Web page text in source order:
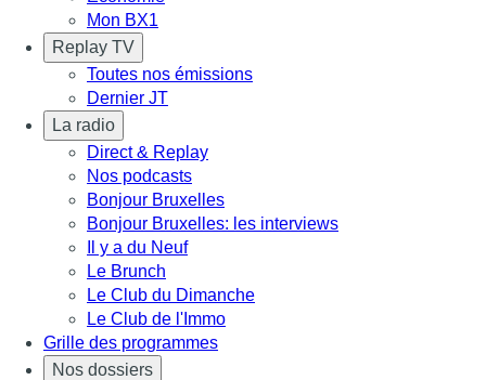
Mon BX1
Replay TV
Toutes nos émissions
Dernier JT
La radio
Direct & Replay
Nos podcasts
Bonjour Bruxelles
Bonjour Bruxelles: les interviews
Il y a du Neuf
Le Brunch
Le Club du Dimanche
Le Club de l'Immo
Grille des programmes
Nos dossiers